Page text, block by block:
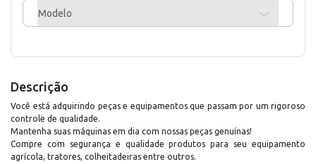
Modelo
Descrição
Você está adquirindo peças e equipamentos que passam por um rigoroso
controle de qualidade.
Mantenha suas máquinas em dia com nossas peças genuínas!
Compre com segurança e qualidade produtos para seu equipamento
agrícola, tratores, colheitadeiras entre outros.